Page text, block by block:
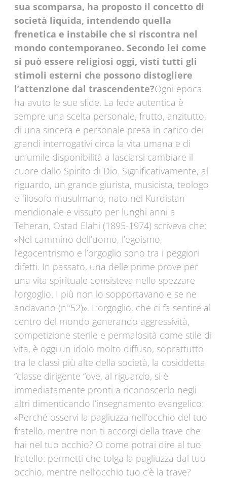
sua scomparsa, ha proposto il concetto di
società liquida, intendendo quella
frenetica e instabile che si riscontra nel
mondo contemporaneo. Secondo lei come
si può essere religiosi oggi, visti tutti gli
stimoli esterni che possono distogliere
l’attenzione dal trascendente?Ogni epoca
ha avuto le sue sfide. La fede autentica è
sempre una scelta personale, frutto, anzitutto,
di una sincera e personale presa in carico dei
grandi interrogativi circa la vita umana e di
un’umile disponibilità a lasciarsi cambiare il
cuore dallo Spirito di Dio. Significativamente, al
riguardo, un grande giurista, musicista, teologo
e filosofo musulmano, nato nel Kurdistan
meridionale e vissuto per lunghi anni a
Teheran, Ostad Elahi (1895-1974) scriveva che:
«Nel cammino dell’uomo, l’egoismo,
l’egocentrismo e l’orgoglio sono tra i peggiori
difetti. In passato, una delle prime prove per
una vita spirituale consisteva nello spezzare
l’orgoglio. I più non lo sopportavano e se ne
andavano (n°52)». L’orgoglio, che ci fa sentire al
centro del mondo generando aggressività,
competizione sterile e permalosità come stile di
vita, è oggi un idolo molto diffuso, soprattutto
tra le classi più alte della società, la cosiddetta
“classe dirigente “ove, al riguardo, si è
immediatamente pronti a riconoscerlo negli
altri dimenticando l’insegnamento evangelico:
«Perché osservi la pagliuzza nell’occhio del tuo
fratello, mentre non ti accorgi della trave che
hai nel tuo occhio? O come potrai dire al tuo
fratello: permetti che tolga la pagliuzza dal tuo
occhio, mentre nell’occhio tuo c’è la trave?